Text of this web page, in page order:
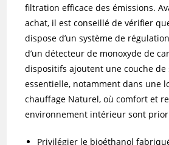
filtration efficace des émissions.
achat, il est conseillé de vérifier
dispose d’un système de
d’un détecteur de monoxyde de
dispositifs ajoutent une couche de
essentielle, notamment dans une
chauffage Naturel, où comfort et
environnement intérieur sont
Privilégier le bioéthanol